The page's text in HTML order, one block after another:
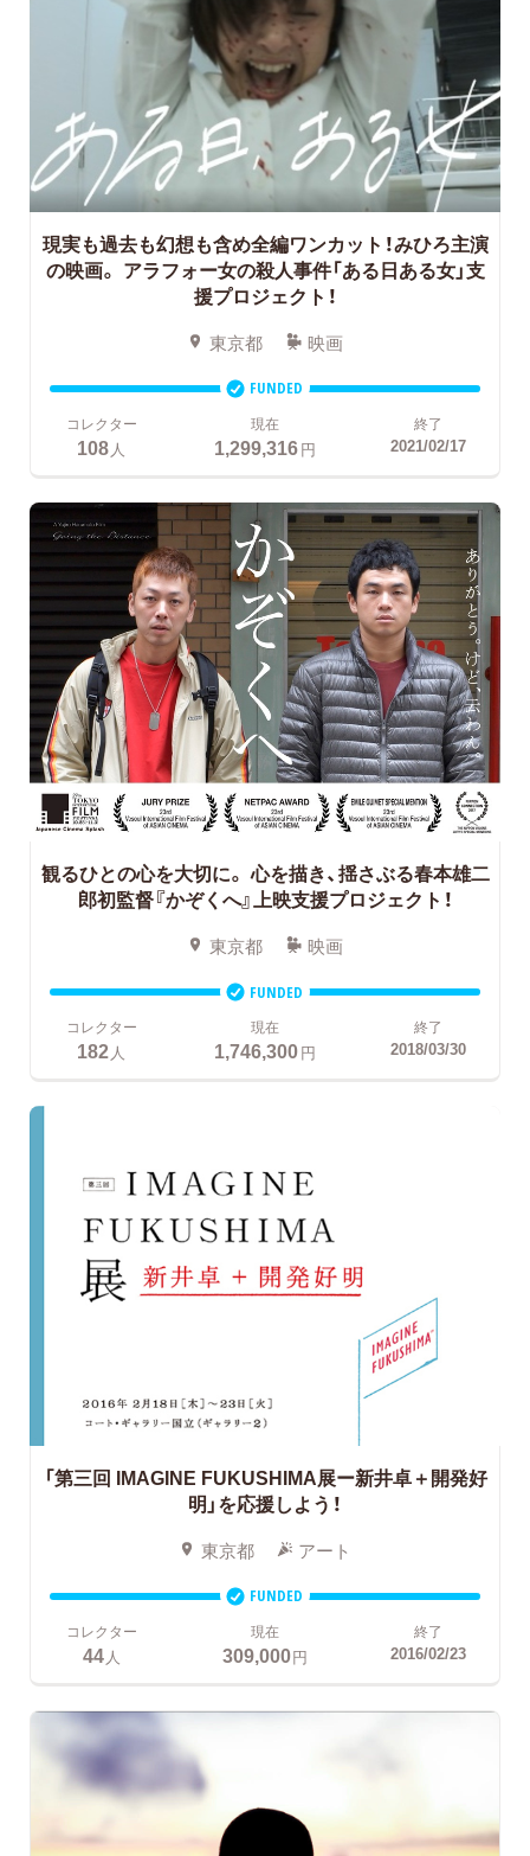
現実も過去も幻想も含め全編ワンカット！みひろ主演
の映画。 アラフォー女の殺人事件「ある日ある女」支
援プロジェクト！
東京都 映画
FUNDED
コレクター
108 人
現在
1,299,316円
終了
2021/02/17
観るひとの心を大切に。 心を描き、揺さぶる春本雄二
郎初監督『かぞくへ』上映支援プロジェクト！
東京都 映画
FUNDED
コレクター
182人
現在
1,746,300円
終了
2018/03/30
「第三回 IMAGINE FUKUSHIMA展ー新井卓＋開発好
明」を応援しよう！
東京都 アート
FUNDED
コレクター
44 人
現在
309,000円
終了
2016/02/23